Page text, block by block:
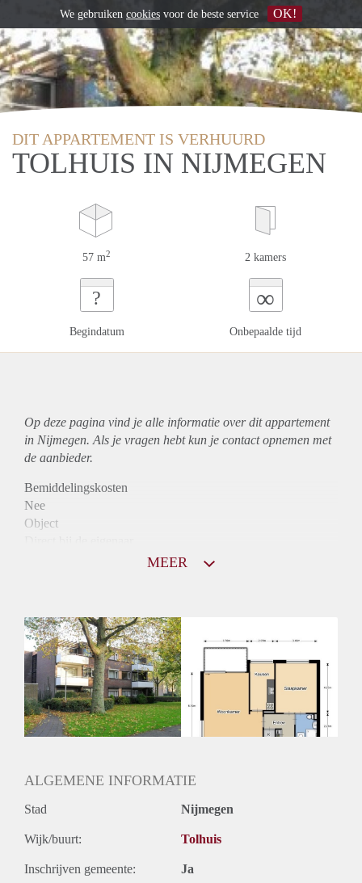
DIT APPARTEMENT IS VERHUURD
TOLHUIS IN NIJMEGEN
57 m2 2 kamers
?
Begindatum
∞
Onbepaalde tijd
Op deze pagina vind je alle informatie over ditappartement
in Nijmegen. Als je vragen hebt kun je contact opnemen met
de aanbieder.
Bemiddelingskosten
Nee
Object
Huurtoeslag
Mogelijk
Inkomen eis
N.V.T.
Huurtermijn
Onbepaalde termijn
Oplevering
MEER
ALGEMENE INFORMATIE
Stad Nijmegen
Wijk/buurt: Tolhuis
Inschrijven gemeente: Ja
We gebruiken cookies voor de beste service OK!